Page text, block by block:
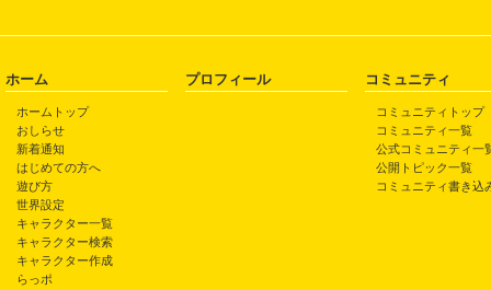
ホーム
ホームトップ
おしらせ
新着通知
はじめての方へ
遊び方
世界設定
キャラクター一覧
キャラクター検索
キャラクター作成
らっポ
プロフィール コミュニティ
コミュニティトップ
コミュニティ一覧
公式コミュニティ一
公開トピック一覧
コミュニティ書き込